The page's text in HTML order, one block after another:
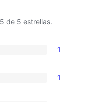
de 5 estrellas.
1
1